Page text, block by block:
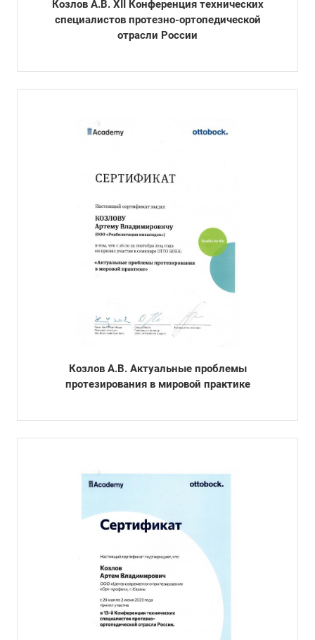
Козлов А.В. XII Конференция технических
специалистов протезно-ортопедической
отрасли России
Козлов А.В. Актуальные проблемы
протезирования в мировой практике